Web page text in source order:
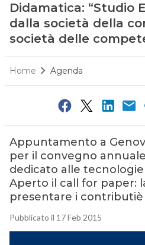
Didamatica: “Studio
dalla società della
società delle
Home Agenda
Appuntamento a
per il convegno
dedicato alle
Aperto il call for paper:
presentare i contributiè
Pubblicato il 17 Feb 2015